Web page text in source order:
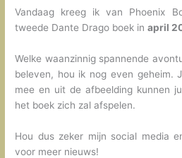
Vandaag kreeg ik van Phoenix
tweede Dante Drago boek inapril
Welke waanzinnig spannende
beleven, hou ik nog even geheim.
mee en uit de afbeelding kunnen
het boek zich zal afspelen.
Hou dus zeker mijn social media
voor meer nieuws!